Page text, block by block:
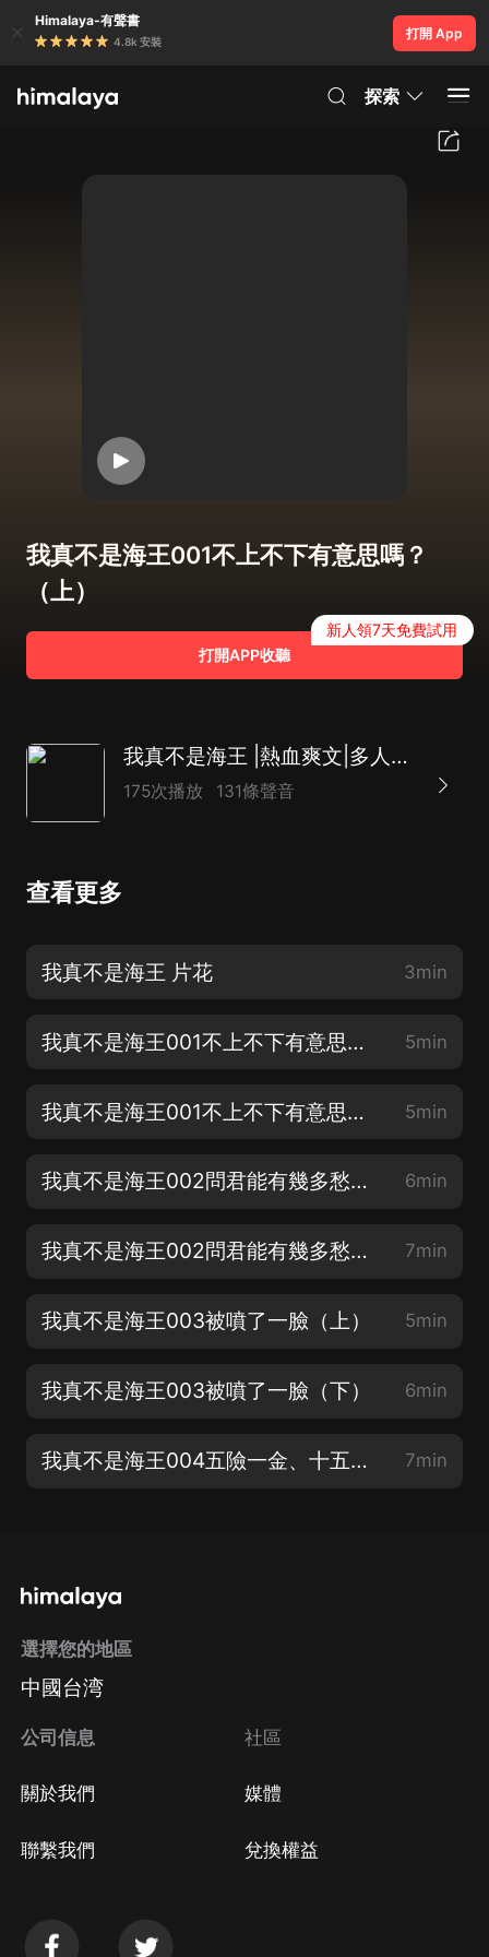
Himalaya-有聲書
4.8k 安裝
打開 App
探索
我真不是海王001不上不下有意思嗎？
（上）
打開APP收聽
新人領7天免費試用
我真不是海王 |熱血爽文|多人有聲劇|玄幻奇幻
175次播放 131條聲音
查看更多
我真不是海王 片花 3min
我真不是海王001不上不下有意思嗎？（上） 5min
我真不是海王001不上不下有意思嗎？（下） 5min
我真不是海王002問君能有幾多愁，手被燙愁不愁？（上） 6min
我真不是海王002問君能有幾多愁，手被燙愁不愁（下） 7min
我真不是海王003被噴了一臉（上） 5min
我真不是海王003被噴了一臉（下） 6min
我真不是海王004五險一金、十五薪（上） 7min
選擇您的地區
中國台湾
公司信息
關於我們
聯繫我們
社區
媒體
兌換權益